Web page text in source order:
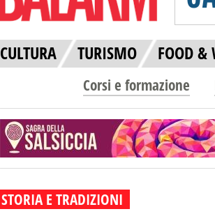
CULTURA TURISMO FOOD &
Corsi e formazione
STORIA E TRADIZIONI